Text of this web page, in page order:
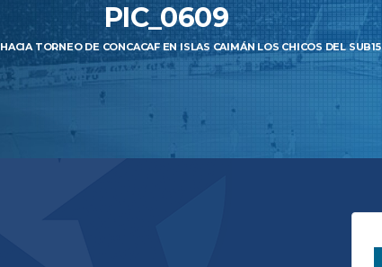
PIC_0609
HACIA TORNEO DE CONCACAF EN ISLAS CAIMÁN LOS CHICOS DEL SUB15